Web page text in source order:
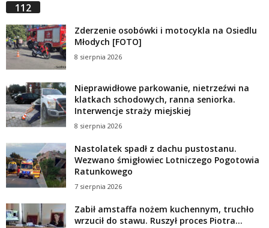
112
Zderzenie osobówki i motocykla na Osiedlu
Młodych [FOTO]
8 sierpnia 2026
Nieprawidłowe parkowanie, nietrzeźwi na
klatkach schodowych, ranna seniorka.
Interwencje straży miejskiej
8 sierpnia 2026
Nastolatek spadł z dachu pustostanu.
Wezwano śmigłowiec Lotniczego Pogotowia
Ratunkowego
7 sierpnia 2026
Zabił amstaffa nożem kuchennym, truchło
wrzucił do stawu. Ruszył proces Piotra...